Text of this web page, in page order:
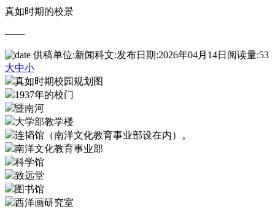
真如时期的校景
——
供稿单位:新闻科文:发布日期:2026年04月14日 阅读量:53
大中小
真如时期校园规划图
1937年的校门
暨南河
大学部教学楼
连韬馆（南洋文化教育事业部设在内）。
南洋文化教育事业部
科学馆
致远堂
图书馆
西洋画研究室